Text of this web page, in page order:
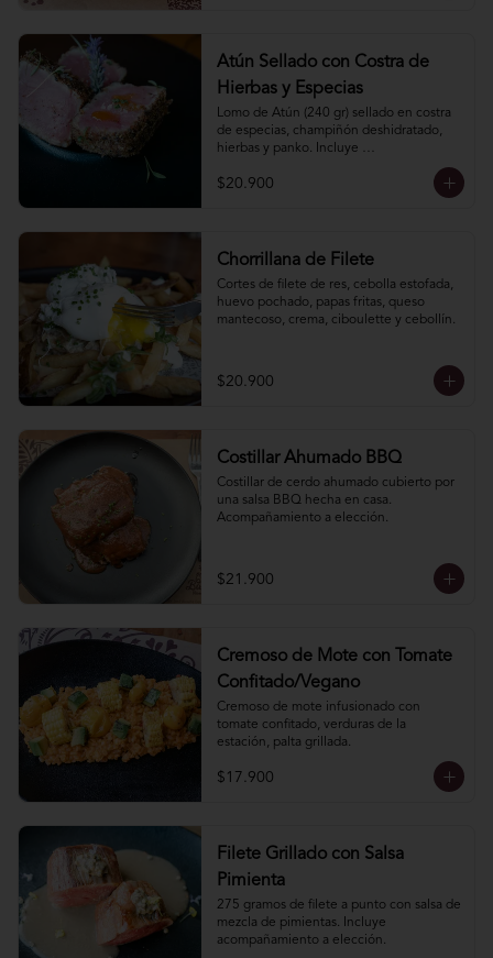
Atún Sellado con Costra de
Hierbas y Especias
Lomo de Atún (240 gr) sellado en costra
de especias, champiñón deshidratado,
hierbas y panko. Incluye
$20.900
Chorrillana de Filete
Cortes de filete de res, cebolla estofada,
huevo pochado, papas fritas, queso
mantecoso, crema, ciboulette y cebollín.
$20.900
Costillar Ahumado BBQ
Costillar de cerdo ahumado cubierto por
una salsa BBQ hecha en casa.
Acompañamiento a elección.
$21.900
Cremoso de Mote con Tomate
Confitado/Vegano
Cremoso de mote infusionado con
tomate confitado, verduras de la
estación, palta grillada.
$17.900
Filete Grillado con Salsa
Pimienta
275 gramos de filete a punto con salsa de
mezcla de pimientas. Incluye
acompañamiento a elección.